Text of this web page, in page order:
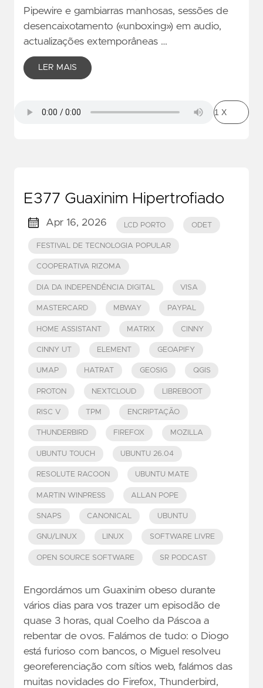
Pipewire e gambiarras manhosas, sessões de
desencaixotamento («unboxing») em audio,
actualizações extemporâneas …
LER MAIS
E377 Guaxinim Hipertrofiado
Apr 16, 2026 LCD PORTO ODET
FESTIVAL DE TECNOLOGIA POPULAR
COOPERATIVA RIZOMA
DIA DA INDEPENDÊNCIA DIGITAL VISA
MASTERCARD MBWAY PAYPAL
HOME ASSISTANT MATRIX CINNY
CINNY UT ELEMENT GEOAPIFY
UMAP HATRAT GEOSIG QGIS
PROTON NEXTCLOUD LIBREBOOT
RISC V TPM ENCRIPTAÇÃO
THUNDERBIRD FIREFOX MOZILLA
UBUNTU TOUCH UBUNTU 26.04
RESOLUTE RACOON UBUNTU MATE
MARTIN WINPRESS ALLAN POPE
SNAPS CANONICAL UBUNTU
GNU/LINUX LINUX SOFTWARE LIVRE
OPEN SOURCE SOFTWARE SR PODCAST
Engordámos um Guaxinim obeso durante
vários dias para vos trazer um episodão de
quase 3 horas, qual Coelho da Páscoa a
rebentar de ovos. Falámos de tudo: o Diogo
está furioso com bancos, o Miguel resolveu
georeferenciação com sítios web, falámos das
muitas novidades do Firefox, Thunderbird,